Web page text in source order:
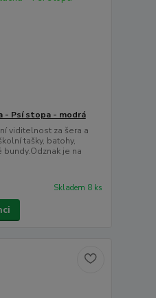
- Psí stopa - modrá
viditelnost za šera a
tašky, batohy,
bundy.Odznak je na
Skladem 8 ks